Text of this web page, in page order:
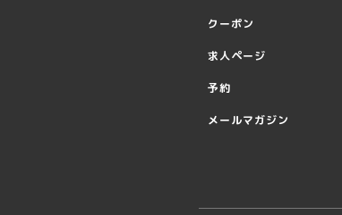
クーポン
求人ページ
予約
メールマガジン